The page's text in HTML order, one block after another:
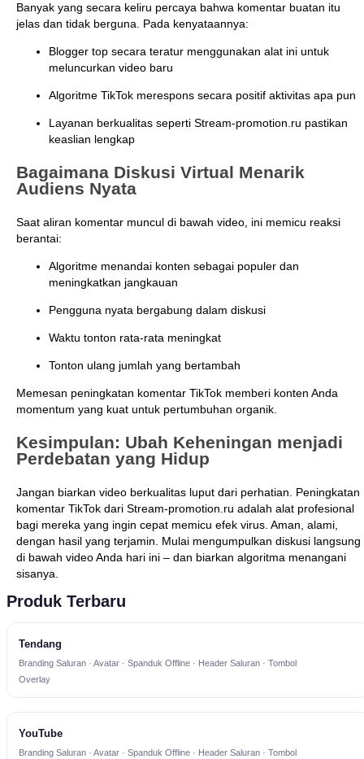
Banyak yang secara keliru percaya bahwa komentar buatan itu
jelas dan tidak berguna. Pada kenyataannya:
Blogger top secara teratur menggunakan alat ini untuk
meluncurkan video baru
Algoritme TikTok merespons secara positif aktivitas apa pun
Layanan berkualitas seperti Stream-promotion.ru pastikan
keaslian lengkap
Bagaimana Diskusi Virtual Menarik
Audiens Nyata
Saat aliran komentar muncul di bawah video, ini memicu reaksi
berantai:
Algoritme menandai konten sebagai populer dan
meningkatkan jangkauan
Pengguna nyata bergabung dalam diskusi
Waktu tonton rata-rata meningkat
Tonton ulang jumlah yang bertambah
Memesan peningkatan komentar TikTok memberi konten Anda
momentum yang kuat untuk pertumbuhan organik.
Kesimpulan: Ubah Keheningan menjadi
Perdebatan yang Hidup
Jangan biarkan video berkualitas luput dari perhatian. Peningkatan
komentar TikTok dari Stream-promotion.ru adalah alat profesional
bagi mereka yang ingin cepat memicu efek virus. Aman, alami,
dengan hasil yang terjamin. Mulai mengumpulkan diskusi langsung
di bawah video Anda hari ini – dan biarkan algoritma menangani
sisanya.
Produk Terbaru
Tendang
Branding Saluran · Avatar · Spanduk Offline · Header Saluran · Tombol
Overlay
YouTube
Branding Saluran · Avatar · Spanduk Offline · Header Saluran · Tombol